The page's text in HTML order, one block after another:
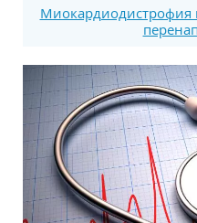
Миокардиодистрофия